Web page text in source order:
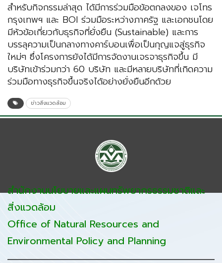
สำหรับกิจกรรมล่าสุด ได้มีการร่วมมือข้อตกลงของ เจโทร
กรุงเทพฯ และ BOI ร่วมมือระหว่างภาครัฐ และเอกชนโดย
มีหัวข้อเกี่ยวกับธุรกิจที่ยั่งยืน (Sustainable) และการ
บรรลุความเป็นกลางทางคาร์บอนเพื่อเป็นกุญแจสู่ธุรกิจ
ใหม่ๆ ซึ่งโครงการยังได้มีการจัดงานเจรจาธุรกิจขึ้น มี
บริษัทเข้าร่วมกว่า 60 บริษัท และมีหลายบริษัทที่เกิดความ
ร่วมมือทางธุรกิจขึ้นจริงได้อย่างยั่งยืนอีกด้วย
ข่าวสิ่งแวดล้อม
สำนักงานนโยบายและแผนทรัพยากรธรรมชาติและ
สิ่งแวดล้อม
Office of Natural Resources and
Environmental Policy and Planning